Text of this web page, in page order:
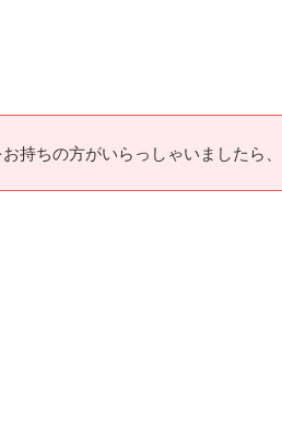
持ちの方がいらっしゃいましたら、